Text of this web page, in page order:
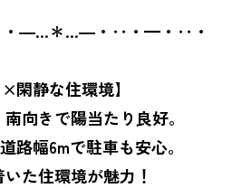
―…＊…―・‥・━・‥・
閑静な住環境】
向きで陽当たり良好。
路幅6mで駐車も安心。
た住環境が魅力！